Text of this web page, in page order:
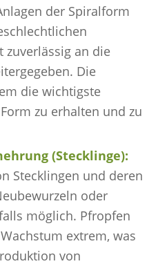
der Spiralform
zuverlässig an die
Die
die wichtigste
zu erhalten und zu
(Stecklinge):
Stecklingen und deren
oder
möglich. Pfropfen
extrem, was
von